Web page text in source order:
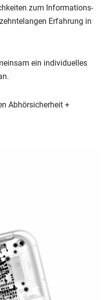
zum Informations-
Erfahrung in
ein individuelles
Abhörsicherheit +